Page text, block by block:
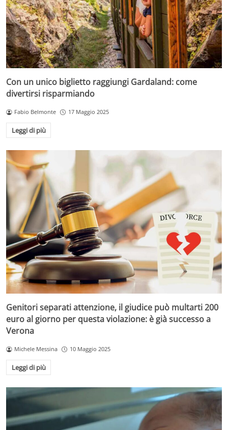
Con un unico biglietto raggiungi Gardaland: come
divertirsi risparmiando
Fabio Belmonte 17 Maggio 2025
Leggi di più
Genitori separati attenzione, il giudice può multarti 200
euro al giorno per questa violazione: è già successo a
Verona
Michele Messina 10 Maggio 2025
Leggi di più